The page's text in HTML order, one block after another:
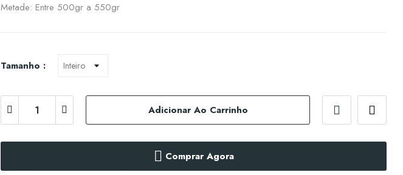
Metade: Entre 500gr a 550gr
Tamanho :
Adicionar Ao Carrinho
Comprar Agora